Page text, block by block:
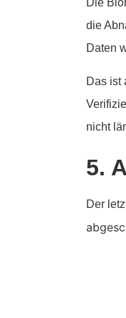
Die
die
Daten
Das ist
nicht
5.
Der